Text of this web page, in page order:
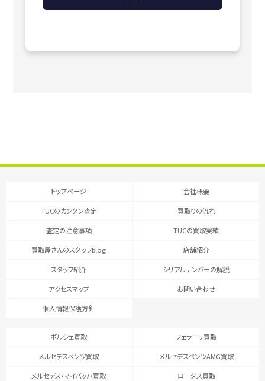
トップページ 会社概要
TUCのカンタン査定 買取りの流れ
査定の注意事項 TUCの買取実績
買取屋さんのスタッフblog 店舗紹介
スタッフ紹介 シリアルナンバーの解説
アクセスマップ お問い合わせ
個人情報保護方針
ポルシェ買取 フェラーリ買取
メルセデスベンツ買取 メルセデスベンツAMG買取
メルセデス・マイバッハ買取 ロータス買取